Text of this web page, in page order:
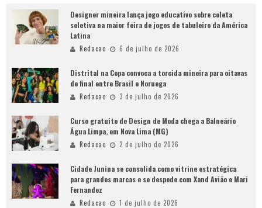
Designer mineira lança jogo educativo sobre coleta
seletiva na maior feira de jogos de tabuleiro da América
Latina
Redacao 6 de julho de 2026
Distrital na Copa convoca a torcida mineira para oitavas
de final entre Brasil e Noruega
Redacao 3 de julho de 2026
Curso gratuito de Design de Moda chega a Balneário
Água Limpa, em Nova Lima (MG)
Redacao 2 de julho de 2026
Cidade Junina se consolida como vitrine estratégica
para grandes marcas e se despede com Xand Avião e Mari
Fernandez
Redacao 1 de julho de 2026